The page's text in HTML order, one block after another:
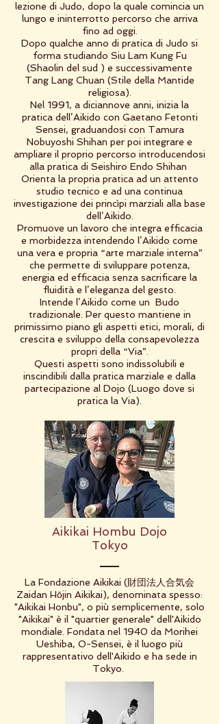
lezione di Judo, dopo la quale comincia un
lungo e ininterrotto percorso che arriva
fino ad oggi.
Dopo qualche anno di pratica di Judo si
forma studiando Siu Lam Kung Fu
(Shaolin del sud ) e successivamente
Tang Lang Chuan (Stile della Mantide
religiosa).
Nel 1991, a diciannove anni, inizia la
pratica dell’Aikido con Gaetano Fetonti
Sensei, graduandosi con Tamura
Nobuyoshi Shihan per poi integrare e
ampliare il proprio percorso introducendosi
alla pratica di Seishiro Endo Shihan
Orienta la propria pratica ad un attento
studio tecnico e ad una continua
investigazione dei princìpi marziali alla base
dell’Aikido.
Promuove un lavoro che integra efficacia
e morbidezza intendendo l’Aikido come
una vera e propria “arte marziale interna”
che permette di sviluppare potenza,
energia ed efficacia senza sacrificare la
fluidità e l’eleganza del gesto.
Intende l’Aikido come un Budo
tradizionale. Per questo mantiene in
primissimo piano gli aspetti etici, morali, di
crescita e sviluppo della consapevolezza
propri della “Via”.
Questi aspetti sono indissolubili e
inscindibili dalla pratica marziale e dalla
partecipazione al Dojo (Luogo dove si
pratica la Via).
Aikikai Hombu Dojo
Tokyo
La Fondazione Aikikai (財団法人合気会
Zaidan Hōjin Aikikai), denominata spesso:
"Aikikai Honbu", o più semplicemente, solo
"Aikikai" è il "quartier generale" dell'Aikido
mondiale. Fondata nel 1940 da Morihei
Ueshiba, O-Sensei, è il luogo più
rappresentativo dell'Aikido e ha sede in
Tokyo.